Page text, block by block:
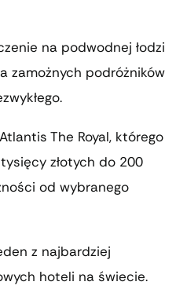
na podwodnej łodzi
zamożnych podróżników
The Royal, którego
złotych do 200
od wybranego
z najbardziej
hoteli na świecie.